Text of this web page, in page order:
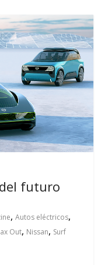
futuro
,Autos eléctricos,
Out, Nissan, Surf